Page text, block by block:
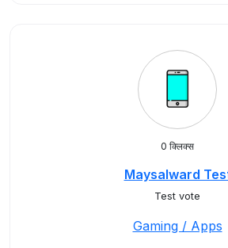
0 क्लिक्स
Maysalward
Test vote
Gaming / Apps